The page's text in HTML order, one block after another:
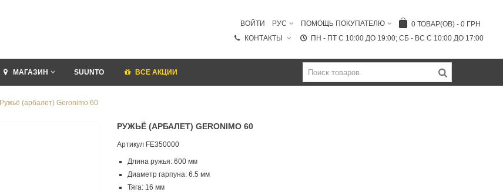
0 ТОВАР(ОВ) - 0 ГРН
ПОМОЩЬ ПОКУПАТЕЛЮ
РУС
ВОЙТИ
ПН - ПТ C 10:00 ДО 19:00; СБ - ВС С 10:00 ДО 17:00
КОНТАКТЫ
МАГАЗИН SUUNTO ВСЕ АКЦИИ
Ружьё (арбалет) Geronimo 60
РУЖЬЁ (АРБАЛЕТ) GERONIMO 60
Артикул FE350000
Длина ружья: 600 мм
Диаметр гарпуна: 6.5 мм
Тяга: 16 мм